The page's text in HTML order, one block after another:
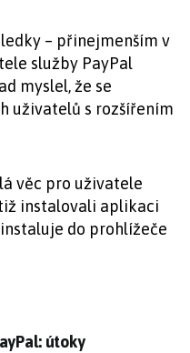
– přinejmenším v
služby PayPal
myslel, že se
uživatelů s rozšířením
věc pro uživatele
instalovali aplikaci
do prohlížeče
útoky nyní
útoky